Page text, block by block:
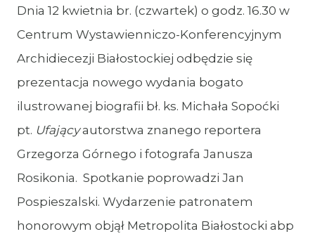
Dnia 12 kwietnia br. (czwartek) o godz. 16.30 w
Centrum Wystawienniczo-Konferencyjnym
Archidiecezji Białostockiej odbędzie się
prezentacja nowego wydania bogato
ilustrowanej biografii bł. ks. Michała Sopoćki
pt. Ufającyautorstwa znanego reportera
Grzegorza Górnego i fotografa Janusza
Rosikonia. Spotkanie poprowadzi Jan
Pospieszalski. Wydarzenie patronatem
honorowym objął Metropolita Białostocki abp